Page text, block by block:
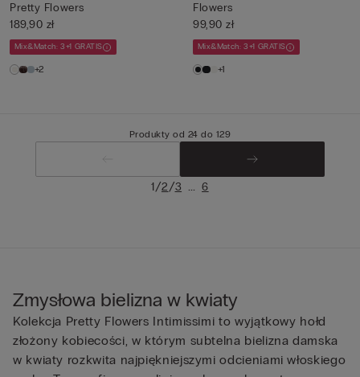
Pretty Flowers
189,90 zł
Mix&Match: 3+1 GRATIS
+2
Flowers
99,90 zł
Mix&Match: 3+1 GRATIS
+1
Produkty od 24 do 129
1/2/3 ... 6
Zmysłowa bielizna w kwiaty
Kolekcja Pretty Flowers Intimissimi to wyjątkowy hołd
złożony kobiecości, w którym subtelna bielizna damska
w kwiaty rozkwita najpiękniejszymi odcieniami włoskiego